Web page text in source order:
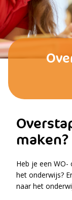
maken?
Heb je een
het onderwijs?
naar het